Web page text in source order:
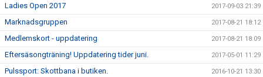
Ladies Open 2017 2017-09-03 21:39
Marknadsgruppen 2017-08-21 18:12
Medlemskort - uppdatering 2017-08-21 18:09
Eftersäsongträning! Uppdatering tider juni. 2017-05-01 11:29
Pulssport: Skottbana i butiken. 2016-10-21 13:30